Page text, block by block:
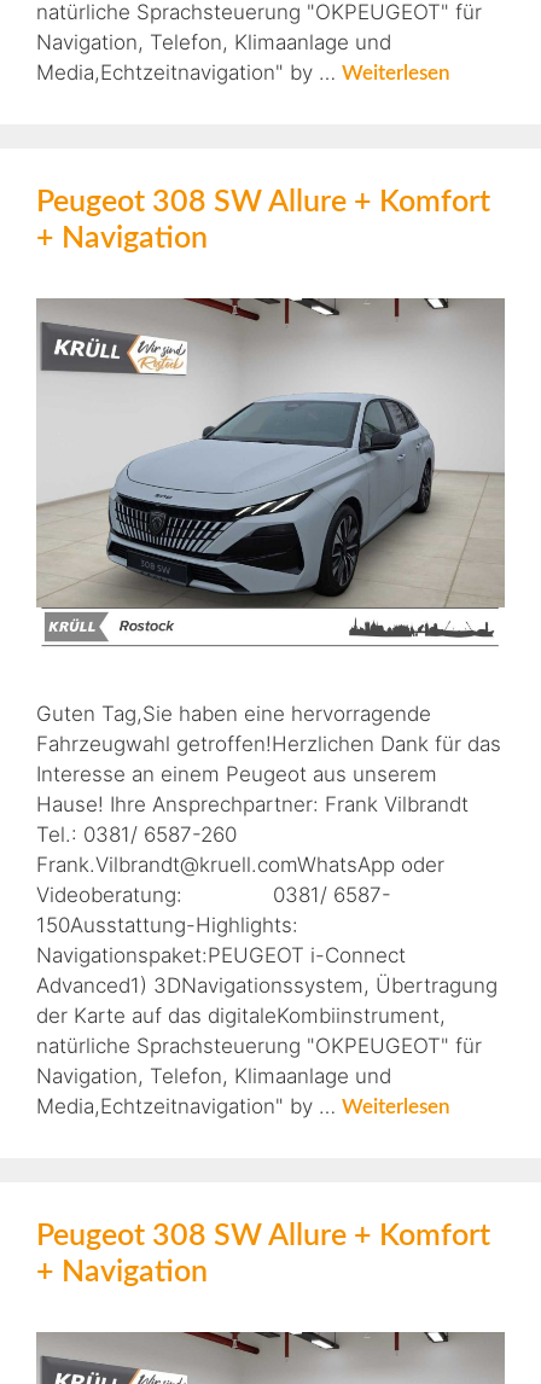
natürliche Sprachsteuerung "OKPEUGEOT" für
Navigation, Telefon, Klimaanlage und
Media,Echtzeitnavigation" by … Weiterlesen
Peugeot 308 SW Allure + Komfort
+ Navigation
Guten Tag,Sie haben eine hervorragende
Fahrzeugwahl getroffen!Herzlichen Dank für das
Interesse an einem Peugeot aus unserem
Hause! Ihre Ansprechpartner: Frank Vilbrandt
Tel.: 0381/ 6587-260
Frank.Vilbrandt@kruell.comWhatsApp oder
Videoberatung: 0381/ 6587-
150Ausstattung-Highlights:
Navigationspaket:PEUGEOT i-Connect
Advanced1) 3DNavigationssystem, Übertragung
der Karte auf das digitaleKombiinstrument,
natürliche Sprachsteuerung "OKPEUGEOT" für
Navigation, Telefon, Klimaanlage und
Media,Echtzeitnavigation" by … Weiterlesen
Peugeot 308 SW Allure + Komfort
+ Navigation